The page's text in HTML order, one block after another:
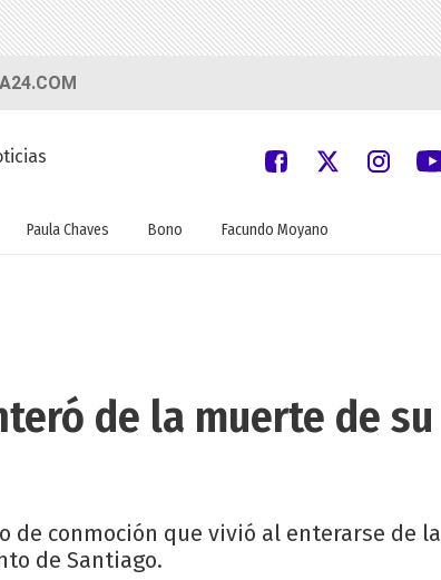
A24.COM
Paula Chaves Bono Facundo Moyano
de la muerte de su
conmoción que vivió al enterarse de la
de Santiago.